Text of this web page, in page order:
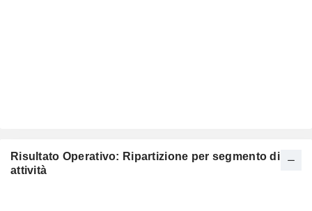
Risultato Operativo: Ripartizione per segmento di
attività